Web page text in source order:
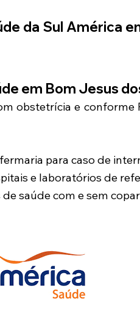
da Sul América
em Bom Jesus
obstetrícia e conforme
para caso de
e laboratórios de
saúde com e sem